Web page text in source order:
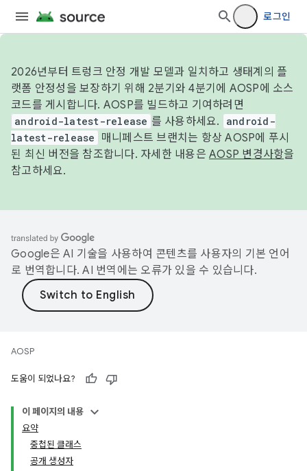
로그인
2026년부터 트렁크 안정 개발 모델과 일치하고 생태계의 플
랫폼 안정성을 보장하기 위해 2분기와 4분기에 AOSP에 소스
코드를 게시합니다. AOSP를 빌드하고 기여하려면
android-latest-release 를 사용하세요.
android-
latest-release
매니페스트 브랜치는 항상 AOSP에 푸시
된 최신 버전을 참조합니다. 자세한 내용은 AOSP 변경사항을
참고하세요.
Google은 AI 기술을 사용하여 콘텐츠를 사용자의 기본 언어
로 번역합니다. AI 번역에는 오류가 있을 수 있습니다.
AOSP
도움이 되었나요?
이 페이지의 내용
요약
중첩된 클래스
공개 생성자